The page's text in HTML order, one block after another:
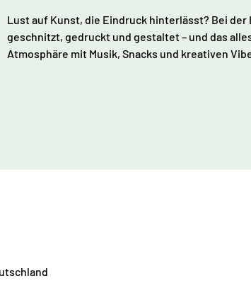
Lust auf Kunst, die Eindruck hinterlässt? Bei der
geschnitzt, gedruckt und gestaltet – und das
Atmosphäre mit Musik, Snacks und kreativen